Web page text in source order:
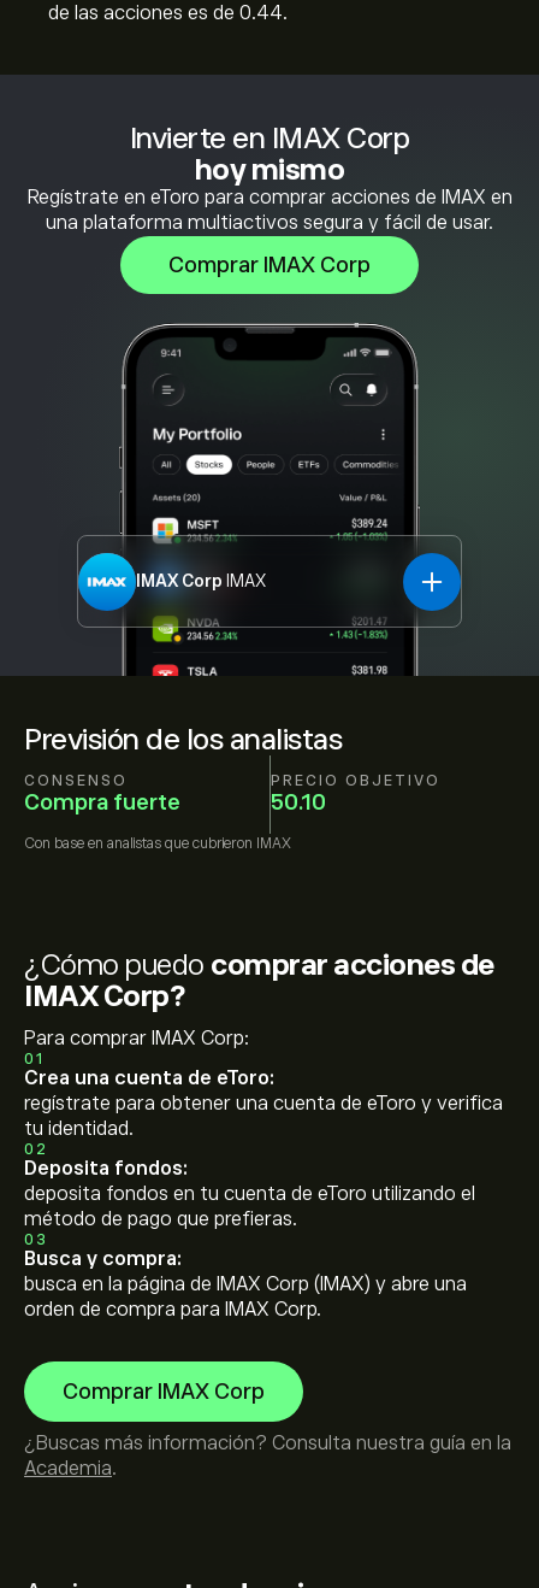
Previsión de los analistas
CONSENSO
Compra fuerte
PRECIO OBJETIVO
50.10
Con base en analistas que cubrieron IMAX
Invierte en IMAX Corp
hoy mismo
Regístrate en eToro para comprar acciones de IMAX en
una plataforma multiactivos segura y fácil de usar.
Comprar IMAX Corp
IMAX Corp IMAX
de las acciones es de 0.44.
¿Cómo puedo comprar acciones de
IMAX Corp?
Para comprar IMAX Corp:
01
Crea una cuenta de eToro:
regístrate para obtener una cuenta de eToro y verifica
tu identidad.
02
Deposita fondos:
deposita fondos en tu cuenta de eToro utilizando el
método de pago que prefieras.
03
Busca y compra:
busca en la página de IMAX Corp (IMAX) y abre una
orden de compra para IMAX Corp.
Comprar IMAX Corp
¿Buscas más información? Consulta nuestra guía en la
Academia.